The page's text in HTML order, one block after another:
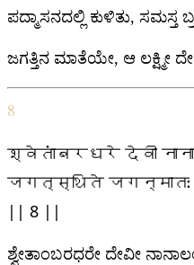
ಪದ್ಮಾಸನದಲ್ಲಿ ಕುಳಿತು, ಸಮಸ್ತ
ಜಗತ್ತಿನ ಮಾತೆಯೇ, ಆ ಲಕ್ಷ್ಮೀ
8
श्वेतांबरधरे देवी
जगत्स्थिते
|| 8 ||
ಶ್ವೇತಾಂಬರಧರೇ ದೇವೀ